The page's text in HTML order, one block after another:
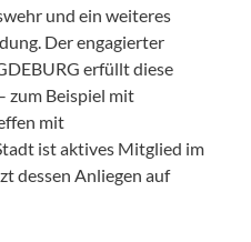
und ein weiteres
Der engagierter
erfüllt diese
zum Beispiel mit
mit
ist aktives Mitglied im
dessen Anliegen auf